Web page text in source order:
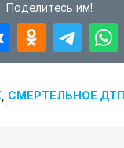
Поделитесь им!
, СМЕРТЕЛЬНОЕ ДТП